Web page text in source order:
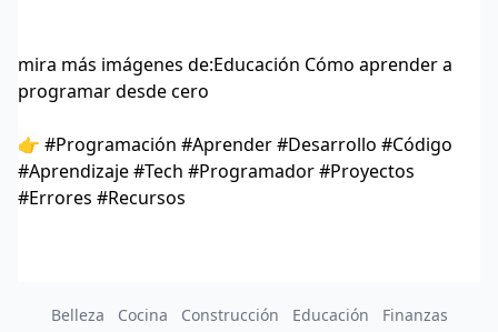
mira más imágenes de:Educación Cómo aprender a
programar desde cero
👉 #Programación #Aprender #Desarrollo #Código
#Aprendizaje #Tech #Programador #Proyectos
#Errores #Recursos
Belleza Cocina Construcción Educación
Finanzas